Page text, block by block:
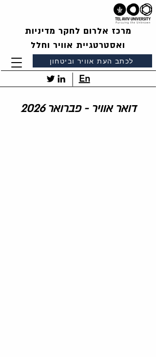
לכתב העת אוויר וביטחון
מרכז אלרום לחקר מדיניות
ואסטרטגיית אוויר וחלל
En
דואר אוויר - פברואר 2026